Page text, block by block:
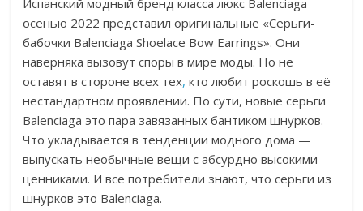
Испанский модный бренд класса люкс Balenciaga
осенью 2022 представил оригинальные «Серьги-
бабочки Balenciaga Shoelace Bow Earrings». Они
наверняка вызовут споры в мире моды. Но не
оставят в стороне всех тех, кто любит роскошь в её
нестандартном проявлении. По сути, новые серьги
Balenciaga это пара завязанных бантиком шнурков.
Что укладывается в тенденции модного дома —
выпускать необычные вещи с абсурдно высокими
ценниками. И все потребители знают, что серьги из
шнурков это Balenciaga.